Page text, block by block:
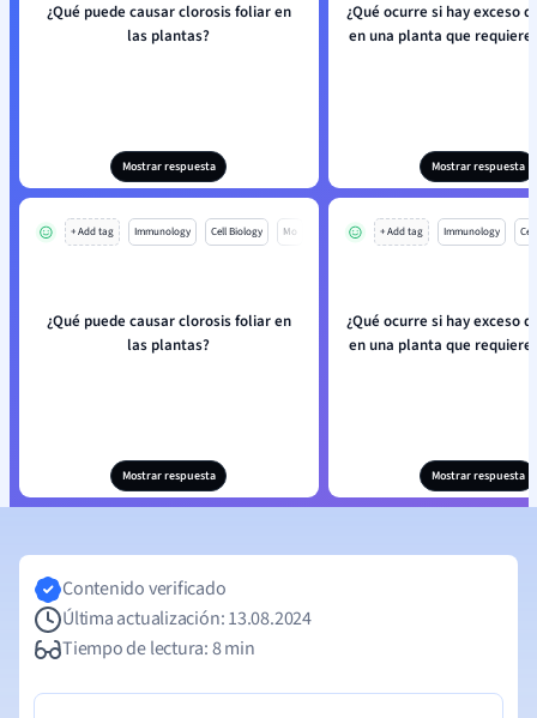
¿Qué puede causar clorosis foliar en
las plantas?
Mostrar respuesta
¿Qué ocurre si hay exceso
en una planta que requiere
Mostrar respuesta
+ Add tag Immunology Cell Biology Mo
¿Qué puede causar clorosis foliar en
las plantas?
Mostrar respuesta
+ Add tag Immunology
¿Qué ocurre si hay exceso
en una planta que requiere
Mostrar respuesta
Contenido verificado
Última actualización: 13.08.2024
Tiempo de lectura: 8 min